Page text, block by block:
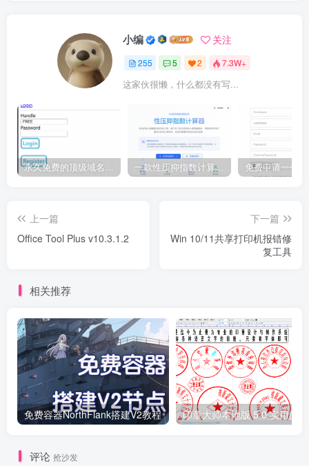
小编 关注
255 5 2 7.3W+
这家伙很懒，什么都没有写...
永久免费的顶级域名 eu.org 申请教程 一款性压抑指数计算器源码
上一篇
Office Tool Plus v10.3.1.2
下一篇
Win 10/11共享打印机报错修
复工具
相关推荐
免费容器NorthFlank搭建V2教程
评论 抢沙发